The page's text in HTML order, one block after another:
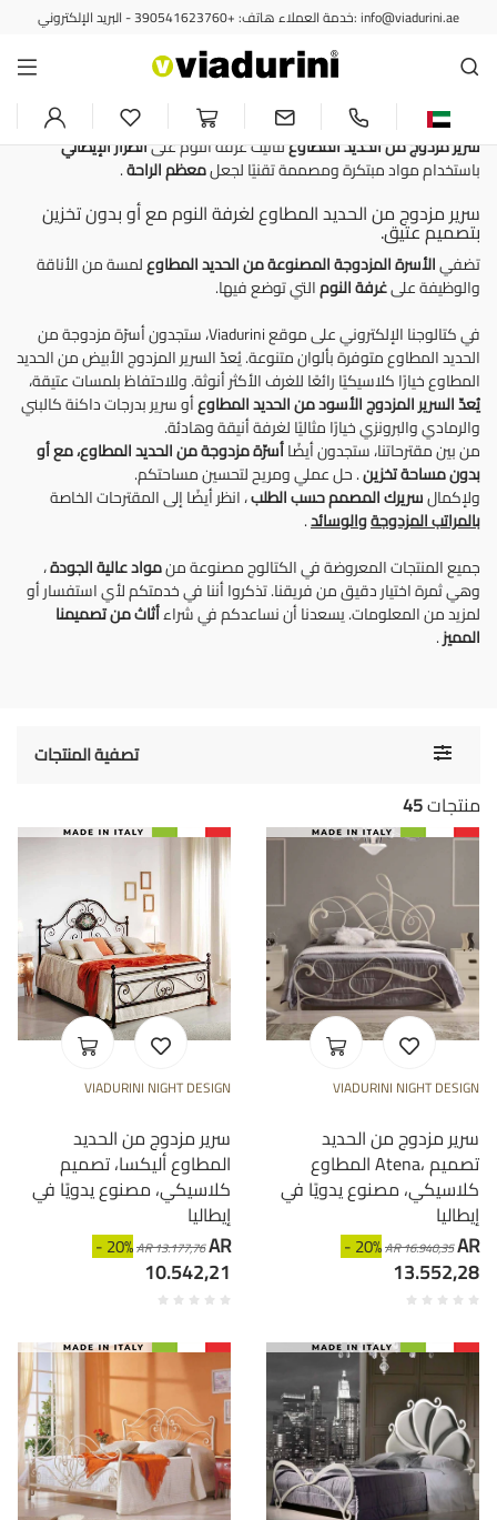
خدمة العملاء هاتف: +390541623760 - البريد الإلكتروني: info@viadurini.ae
أسرة مزدوجة
سرير مزدوج من الحديد المطاوع،
مصنوع يدويًا في إيطاليا
سرير مزدوج من الحديد المطاوعلتأثيث غرفة النوم علىالطراز الإيطالي
باستخدام مواد مبتكرة ومصممة تقنيًا لجعلمعظم الراحة.
سرير مزدوج من الحديد المطاوع لغرفة النوم مع أو بدون تخزين
بتصميم عتيق.
تضفيالأسرة المزدوجة المصنوعة من الحديد المطاوعلمسة من الأناقة
والوظيفة علىغرفة النومالتي توضع فيها.
في كتالوجنا الإلكتروني على موقع Viadurini، ستجدون أسرّة مزدوجة من
الحديد المطاوع متوفرة بألوان متنوعة. يُعدّ السرير المزدوج الأبيض من الحديد
المطاوع خيارًا كلاسيكيًا رائعًا للغرف الأكثر أنوثة. وللاحتفاظ بلمسات عتيقة،
يُعدّ السرير المزدوج الأسود من الحديد المطاوعأو سرير بدرجات داكنة كالبني
والرمادي والبرونزي خيارًا مثاليًا لغرفة أنيقة وهادئة.
من بين مقترحاتنا، ستجدون أيضًاأسرّة مزدوجة من الحديد المطاوع، مع أو
بدون مساحة تخزين. حل عملي ومريح لتحسين مساحتكم.
ولإكمالسريرك المصمم حسب الطلب، انظر أيضًا إلى المقترحات الخاصة
بالمراتب المزدوجةوالوسائد.
جميع المنتجات المعروضة في الكتالوج مصنوعة منمواد عالية الجودة،
وهي ثمرة اختيار دقيق من فريقنا. تذكروا أننا في خدمتكم لأي استفسار أو
لمزيد من المعلومات. يسعدنا أن نساعدكم في شراءأثاث من تصميمنا
المميز.
Toggle تصفية المنتجات
45منتجات
VIADURINI NIGHT DESIGN
سرير مزدوج من الحديد
المطاوع أليكسا، تصميم
كلاسيكي، مصنوع يدويًا في
إيطاليا
- 20%AR 13.177,76AR
10.542,21
VIADURINI NIGHT DESIGN
سرير مزدوج من الحديد
المطاوع Atena، تصميم
كلاسيكي، مصنوع يدويًا في
إيطاليا
- 20%AR 16.940,35AR
13.552,28